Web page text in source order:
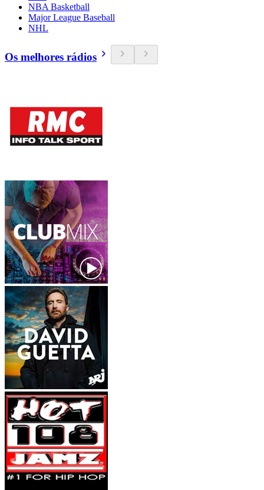
NBA Basketball
Major League Baseball
NHL
Os melhores rádios